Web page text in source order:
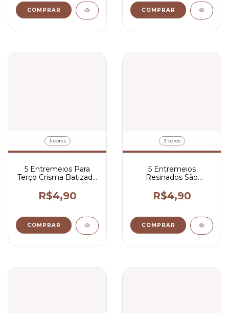
COMPRAR COMPRAR
3 cores
5 Entremeios Para
Terço Crisma Batizado
R$4,90
COMPRAR
3 cores
5 Entremeios
Resinados São
2x1,5 cm
R$4,90
COMPRAR